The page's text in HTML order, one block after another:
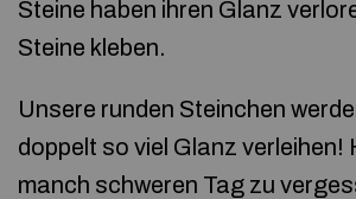
Steine haben ihren Glanz
Steine kleben.
Unsere runden Steinchen
doppelt so viel Glanz verleihen!
manch schweren Tag zu